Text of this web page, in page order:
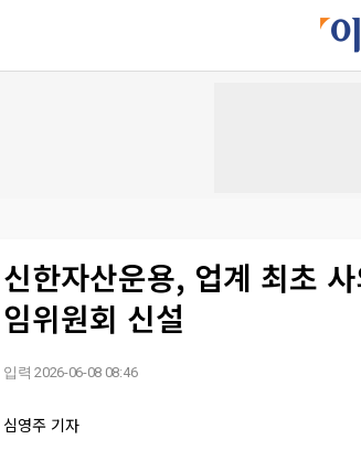
신한자산운용, 업계 최초
임위원회 신설
입력 2026-06-08 08:46
심영주 기자